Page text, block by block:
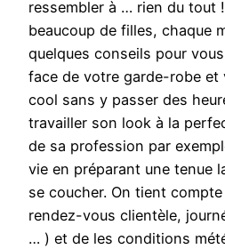
ressembler à … rien du tout
beaucoup de filles, chaque
quelques conseils pour
face de votre garde-robe et
cool sans y passer des
travailler son look à la
de sa profession par
vie en préparant une tenue
se coucher. On tient compte
rendez-vous clientèle,
… ) et de les conditions